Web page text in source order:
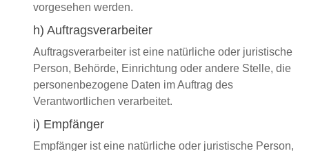
vorgesehen werden.
h) Auftragsverarbeiter
Auftragsverarbeiter ist eine natürliche oder juristische
Person, Behörde, Einrichtung oder andere Stelle, die
personenbezogene Daten im Auftrag des
Verantwortlichen verarbeitet.
i) Empfänger
Empfänger ist eine natürliche oder juristische Person,